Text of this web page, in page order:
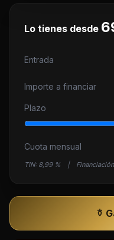
Lo tienes desde
Entrada
Importe a financiar
Plazo
Cuota mensual
TIN: 8,99 % |